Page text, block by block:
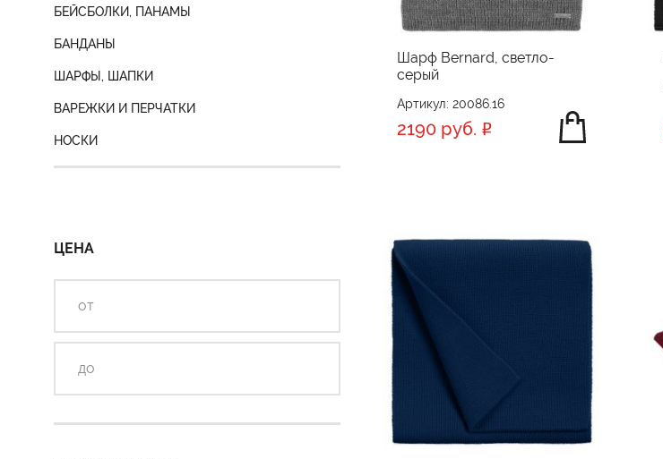
БЕЙСБОЛКИ, ПАНАМЫ
БАНДАНЫ
ШАРФЫ, ШАПКИ
ВАРЕЖКИ И ПЕРЧАТКИ
НОСКИ
ЦЕНА
Шарф Bernard, светло-
серый
Артикул: 20086.16
2190 руб.